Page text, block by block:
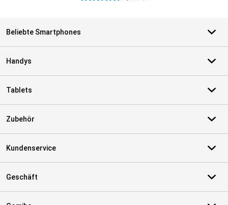
Beliebte Smartphones
Handys
Tablets
Zubehör
Kundenservice
Geschäft